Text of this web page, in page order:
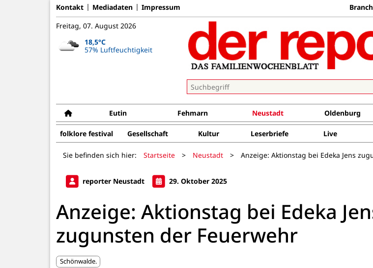
Kontakt Mediadaten Impressum
Freitag, 07. August 2026
18,5°C
57% Luftfeuchtigkeit
Eutin Fehmarn Neustadt Oldenburg
folklore festival Gesellschaft Kultur Leserbriefe Live
Sie befinden sich hier: Startseite > Neustadt > Anzeige: Aktionstag bei Edeka Jens
reporter Neustadt 29. Oktober 2025
Anzeige: Aktionstag bei Edeka
zugunsten der Feuerwehr
Schönwalde.